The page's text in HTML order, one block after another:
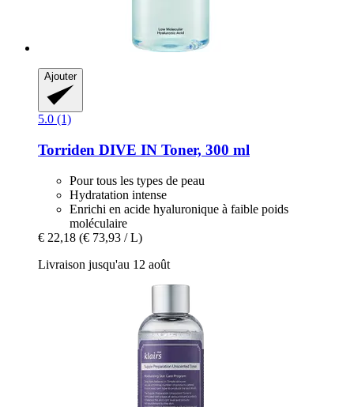
Ajouter
5.0 (1)
Torriden DIVE IN Toner, 300 ml
Pour tous les types de peau
Hydratation intense
Enrichi en acide hyaluronique à faible poids
moléculaire
€ 22,18 (€ 73,93 / L)
Livraison jusqu'au 12 août